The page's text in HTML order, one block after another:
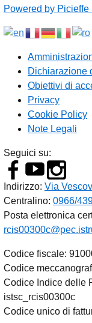
Powered by Picieffe
Dichiarazione
Obiettivi di
Privacy
Cookie Policy
Note Legali
Seguici su:
Indirizzo: Via
Centralino: 0966/
Posta elettronica
Codice fiscale:
Codice
Codice Indice delle
istsc_rcis00300c
Codice unico di